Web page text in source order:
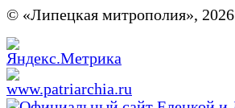
© «Липецкая митрополия», 2026